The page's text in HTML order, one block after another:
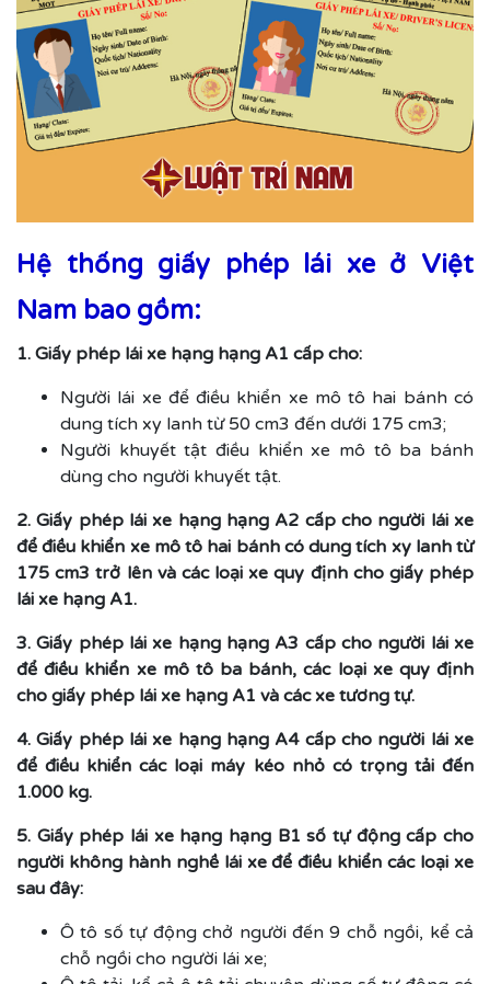
Hệ thống giấy phép lái xe ở Việt
Nam bao gồm:
1. Giấy phép lái xe hạng hạng A1 cấp cho:
Người lái xe để điều khiển xe mô tô hai bánh có
dung tích xy lanh từ 50 cm3 đến dưới 175 cm3;
Người khuyết tật điều khiển xe mô tô ba bánh
dùng cho người khuyết tật.
2. Giấy phép lái xe hạng hạng A2 cấp cho người lái xe
để điều khiển xe mô tô hai bánh có dung tích xy lanh từ
175 cm3 trở lên và các loại xe quy định cho giấy phép
lái xe hạng A1.
3. Giấy phép lái xe hạng hạng A3 cấp cho người lái xe
để điều khiển xe mô tô ba bánh, các loại xe quy định
cho giấy phép lái xe hạng A1 và các xe tương tự.
4. Giấy phép lái xe hạng hạng A4 cấp cho người lái xe
để điều khiển các loại máy kéo nhỏ có trọng tải đến
1.000 kg.
5. Giấy phép lái xe hạng hạng B1 số tự động cấp cho
người không hành nghề lái xe để điều khiển các loại xe
sau đây:
Ô tô số tự động chở người đến 9 chỗ ngồi, kể cả
chỗ ngồi cho người lái xe;